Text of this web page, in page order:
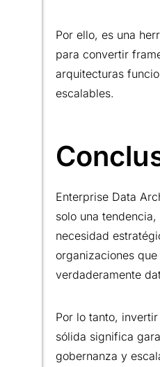
Por ello, es una
para convertir
arquitecturas
escalables.
Enterprise Data
solo una tendencia,
necesidad
organizaciones
verdaderamente
Por lo tanto,
sólida significa
gobernanza y